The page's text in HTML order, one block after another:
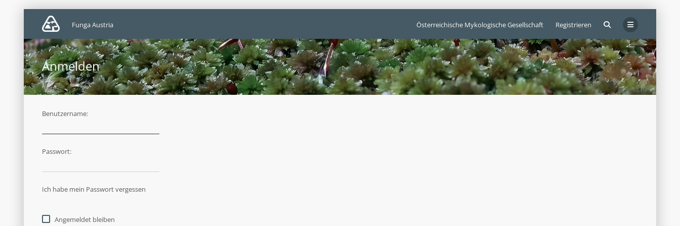
Österreichische Mykologische Gesellschaft Registrieren
Funga Austria
Anmelden
Benutzername:
Passwort:
Ich habe mein Passwort vergessen
Angemeldet bleiben